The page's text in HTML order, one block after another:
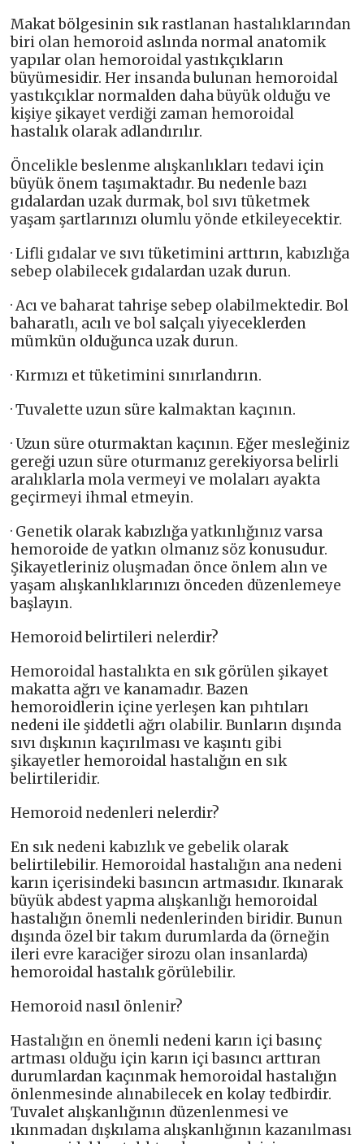
Makat bölgesinin sık rastlanan hastalıklarından
biri olan hemoroid aslında normal anatomik
yapılar olan hemoroidal yastıkçıkların
büyümesidir. Her insanda bulunan hemoroidal
yastıkçıklar normalden daha büyük olduğu ve
kişiye şikayet verdiği zaman hemoroidal
hastalık olarak adlandırılır.
Öncelikle beslenme alışkanlıkları tedavi için
büyük önem taşımaktadır. Bu nedenle bazı
gıdalardan uzak durmak, bol sıvı tüketmek
yaşam şartlarınızı olumlu yönde etkileyecektir.
· Lifli gıdalar ve sıvı tüketimini arttırın, kabızlığa
sebep olabilecek gıdalardan uzak durun.
· Acı ve baharat tahrişe sebep olabilmektedir. Bol
baharatlı, acılı ve bol salçalı yiyeceklerden
mümkün olduğunca uzak durun.
· Kırmızı et tüketimini sınırlandırın.
· Tuvalette uzun süre kalmaktan kaçının.
· Uzun süre oturmaktan kaçının. Eğer mesleğiniz
gereği uzun süre oturmanız gerekiyorsa belirli
aralıklarla mola vermeyi ve molaları ayakta
geçirmeyi ihmal etmeyin.
· Genetik olarak kabızlığa yatkınlığınız varsa
hemoroide de yatkın olmanız söz konusudur.
Şikayetleriniz oluşmadan önce önlem alın ve
yaşam alışkanlıklarınızı önceden düzenlemeye
başlayın.
Hemoroid belirtileri nelerdir?
Hemoroidal hastalıkta en sık görülen şikayet
makatta ağrı ve kanamadır. Bazen
hemoroidlerin içine yerleşen kan pıhtıları
nedeni ile şiddetli ağrı olabilir. Bunların dışında
sıvı dışkının kaçırılması ve kaşıntı gibi
şikayetler hemoroidal hastalığın en sık
belirtileridir.
Hemoroid nedenleri nelerdir?
En sık nedeni kabızlık ve gebelik olarak
belirtilebilir. Hemoroidal hastalığın ana nedeni
karın içerisindeki basıncın artmasıdır. Ikınarak
büyük abdest yapma alışkanlığı hemoroidal
hastalığın önemli nedenlerinden biridir. Bunun
dışında özel bir takım durumlarda da (örneğin
ileri evre karaciğer sirozu olan insanlarda)
hemoroidal hastalık görülebilir.
Hemoroid nasıl önlenir?
Hastalığın en önemli nedeni karın içi basınç
artması olduğu için karın içi basıncı arttıran
durumlardan kaçınmak hemoroidal hastalığın
önlenmesinde alınabilecek en kolay tedbirdir.
Tuvalet alışkanlığının düzenlenmesi ve
ıkınmadan dışkılama alışkanlığının kazanılması